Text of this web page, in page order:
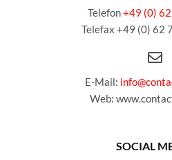
Telefon+49 (0)
Telefax +49 (0) 62
E-Mail:
Web:
SOCIAL